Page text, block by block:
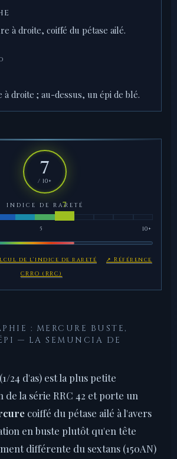
à droite, coiffé du pétase ailé.
à droite ; au-dessus, un épi de blé.
7
/ 10+
INDICE DE RARETÉ
5 10+
de l'indice de rareté
↗ Référence
CRRO (RRC)
: MERCURE BUSTE,
— LA SEMUNCIA DE
24 d'as) est la plus petite
de la série RRC 42 et porte un
coiffé du pétase ailé à l'avers
en buste plutôt qu'en tête
différente du sextans (150AN)